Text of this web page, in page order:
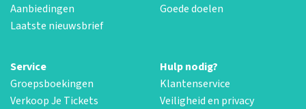
Aanbiedingen
Laatste nieuwsbrief
Goede doelen
Service
Groepsboekingen
Verkoop Je Tickets
Hulp nodig?
Klantenservice
Veiligheid en privacy